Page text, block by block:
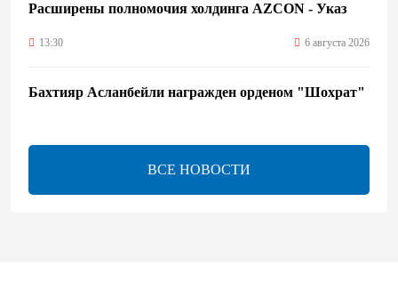
Расширены полномочия холдинга AZCON - Указ
13:30 6 августа 2026
Бахтияр Асланбейли награжден орденом "Шохрат"
13:26 6 августа 2026
bp о ходе строительства солнечной электростанции
ВСЕ НОВОСТИ